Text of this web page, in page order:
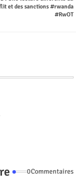
et des sanctions #rwanda
#RwOT
0Commentaires